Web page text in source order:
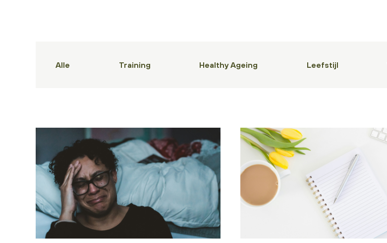
Alle Training Healthy Ageing Leefstijl